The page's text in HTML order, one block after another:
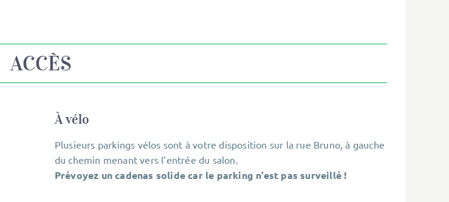
ACCÈS
À vélo
Plusieurs parkings vélos sont à votre disposition sur la rue Bruno, à gauche
du chemin menant vers l’entrée du salon.
Prévoyez un cadenas solide car le parking n’est pas surveillé !